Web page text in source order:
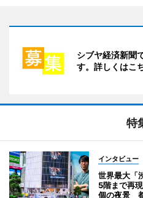
シブヤ経済新聞
す。詳しくはこ
特
インタビュー
世界最大「
5階まで再
個の夜景